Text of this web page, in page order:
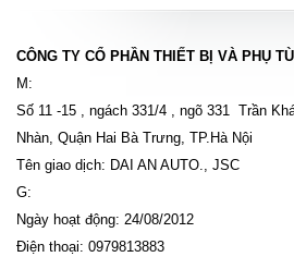
CÔNG TY CỔ PHẦN THIẾT BỊ VÀ PHỤ
M:
Số 11 -15 , ngách 331/4 , ngõ 331 Trần
Nhàn, Quận Hai Bà Trưng, TP.Hà Nội
Tên giao dịch: DAI AN AUTO., JSC
G:
Ngày hoạt động: 24/08/2012
Điện thoại: 0979813883